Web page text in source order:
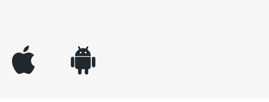
appleinc android